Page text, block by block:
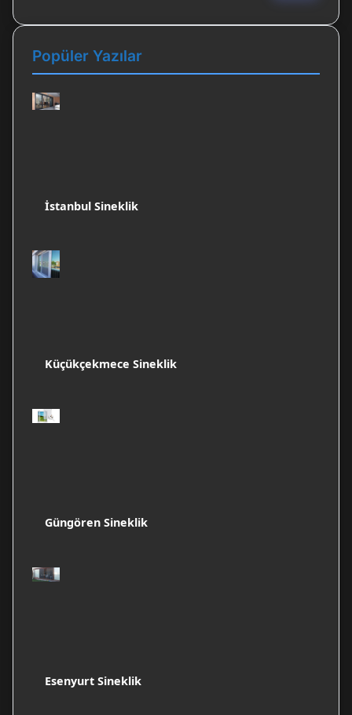
Popüler Yazılar
İstanbul Sineklik
Küçükçekmece Sineklik
Güngören Sineklik
Esenyurt Sineklik